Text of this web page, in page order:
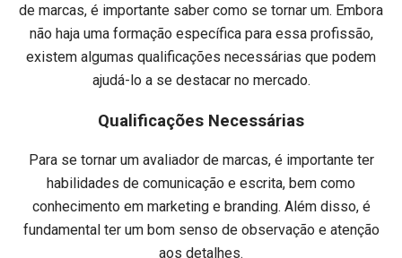
de marcas, é importante saber como se tornar um. Embora
não haja uma formação específica para essa profissão,
existem algumas qualificações necessárias que podem
ajudá-lo a se destacar no mercado.
Qualificações Necessárias
Para se tornar um avaliador de marcas, é importante ter
habilidades de comunicação e escrita, bem como
conhecimento em marketing e branding. Além disso, é
fundamental ter um bom senso de observação e atenção
aos detalhes.